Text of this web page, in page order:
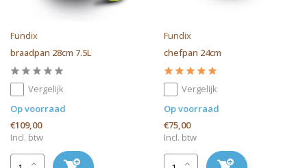
Fundix
braadpan 28cm 7.5L
Vergelijk
Op voorraad
€109,00
Incl. btw
Fundix
chefpan 24cm
Vergelijk
Op voorraad
€75,00
Incl. btw